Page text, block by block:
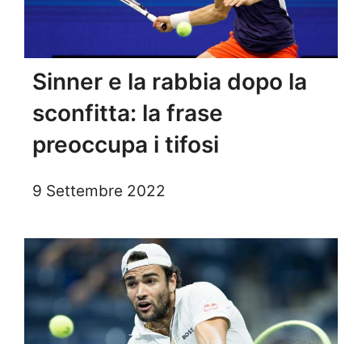
Sinner e la rabbia dopo la
sconfitta: la frase
preoccupa i tifosi
9 Settembre 2022